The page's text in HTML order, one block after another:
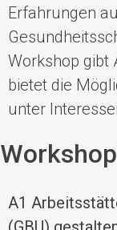
Erfahrungen
Workshop gibt
bietet die
unter
A1